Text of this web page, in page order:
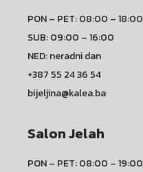
PON – PET: 08:00 – 18:00
SUB: 09:00 – 16:00
NED: neradni dan
+387 55 24 36 54
bijeljina@kalea.ba
Salon Jelah
PON – PET: 08:00 – 19:00